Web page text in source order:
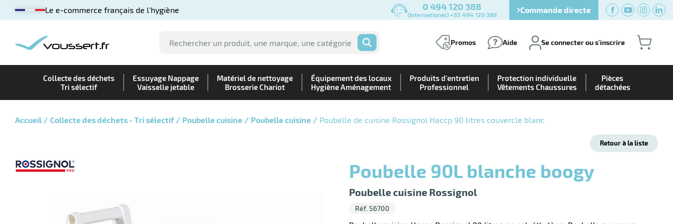
Le e-commerce français de l'hygiène 0 494 120 388
(International) +33 494 120 388 Commande directe
OK Promos Aide Se connecter ou s'inscrire
Collecte des déchets
Tri sélectif
Essuyage Nappage
Vaisselle jetable
Matériel de nettoyage
Brosserie Chariot
Équipement des locaux
Hygiène Aménagement
Produits d'entretien
Professionnel
Protection individuelle
Vêtements Chaussures
Pièces
détachées
Accueil Collecte des déchets - Tri sélectif Poubelle cuisine Poubelle cuisine Poubelle de cuisine Rossignol Haccp 90 litres couvercle blanc
Retour à la liste
Poubelle 90L blanche boogy
Poubelle cuisine Rossignol
Réf. 56700